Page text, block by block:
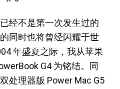
经不是第一次发生过的
同时也将曾经闪耀于世
年盛夏之际，我从苹果
G4 为铭结。同
处理器版 Power Mac G5